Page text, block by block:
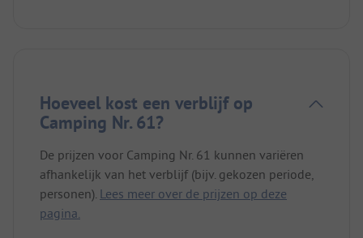
Hoeveel kost een verblijf op
Camping Nr. 61?
De prijzen voor Camping Nr. 61 kunnen variëren
afhankelijk van het verblijf (bijv. gekozen periode,
personen). Lees meer over de prijzen op deze
pagina.